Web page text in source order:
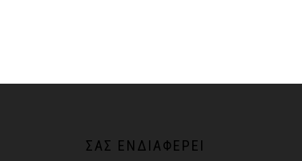
ΣΑΣ ΕΝΔΙΑΦΈΡΕΙ